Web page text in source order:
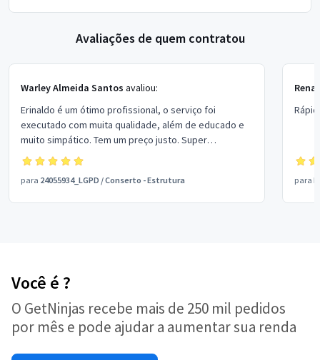
Avaliações de quem contratou
Warley Almeida Santos avaliou:
Erinaldo é um ótimo profissional, o serviço foi
executado com muita qualidade, além de educado e
muito simpático. Tem um preço justo. Super
recomendo.
para 24055934_LGPD /Conserto - Estrutura para
Você é ?
O GetNinjas recebe mais de 250 mil pedidos
por mês e pode ajudar a aumentar sua renda